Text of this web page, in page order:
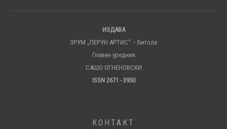
ИЗДАВА
ЗРУМ „ПЕРУН АРТИС“ – Битола
Главен уредник
САШО ОГНЕНОВСКИ
ISSN 2671 - 3950
КОНТАКТ